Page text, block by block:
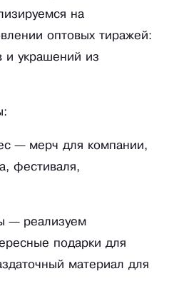
на
оптовых тиражей:
и украшений из
— мерч для компании,
фестиваля,
— реализуем
подарки для
материал для